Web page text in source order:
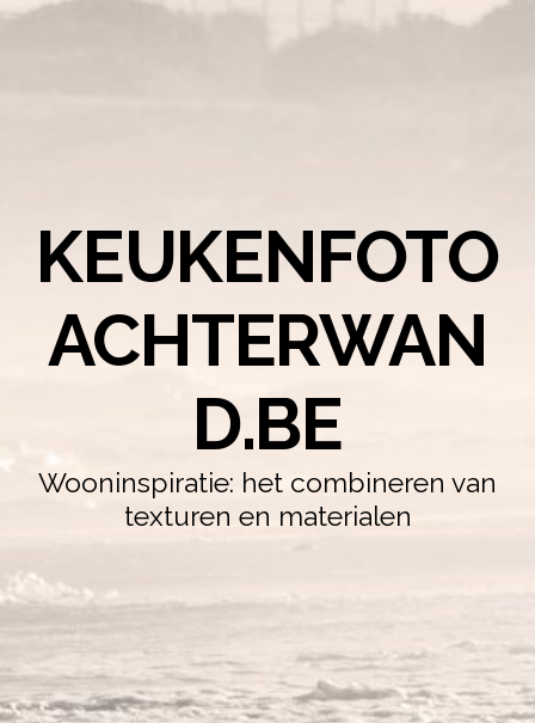
KEUKENFOTO
ACHTERWAN
D.BE
Wooninspiratie: het combineren van
texturen en materialen